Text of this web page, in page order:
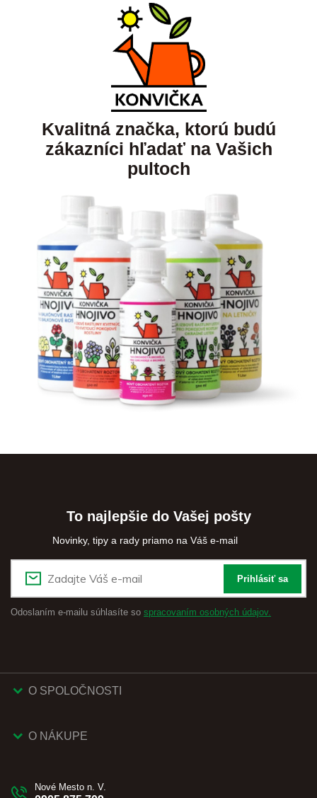
Kvalitná značka, ktorú budú
zákazníci hľadať na Vašich
pultoch
To najlepšie do Vašej pošty
Novinky, tipy a rady priamo na Váš e-mail
Prihlásiť sa
Odoslaním e-mailu súhlasíte so spracovaním osobných údajov.
O SPOLOČNOSTI
O NÁKUPE
Nové Mesto n. V.